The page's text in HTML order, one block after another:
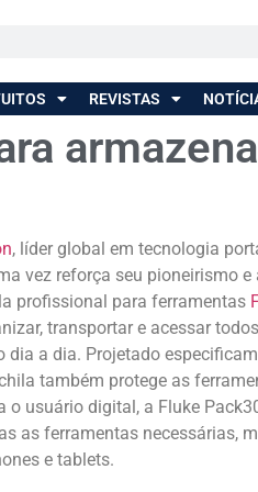
REVISTAS
, líder global em tecnologia
vez reforça seu pioneirismo
profissional para ferramentas
transportar e acessar
dia a dia. Projetado
também protege as
o usuário digital, a Fluke
as ferramentas necessárias,
e tablets.